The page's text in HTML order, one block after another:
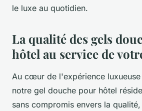
le luxe au quotidien.
La qualité des gels
hôtel au service de
Au cœur de l'expérience
notre gel douche pour hôtel
sans compromis envers la